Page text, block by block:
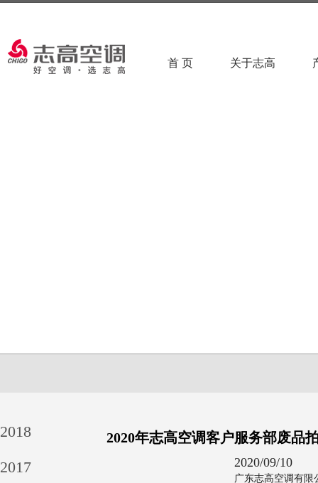
首 页 关于志高
2018
2017
2020年志高空调客户服务部废品
2020/09/10
广东志高空调有限